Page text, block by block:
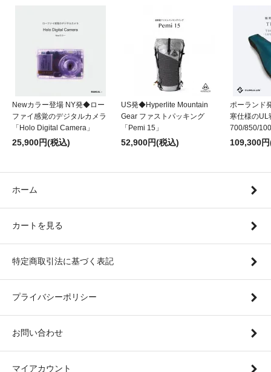
Newカラー登場 NY発◆ロー
ファイ感覚のデジタルカメラ
「Holo Digital Camera」
25,900円(税込)
US発◆Hyperlite Mountain
Gear ファストパッキング
「Pemi 15」
52,900円(税込)
ポーランド
寒仕様のUL
700/850/
109,300
ホーム
カートを見る
特定商取引法に基づく表記
プライバシーポリシー
お問い合わせ
マイアカウント